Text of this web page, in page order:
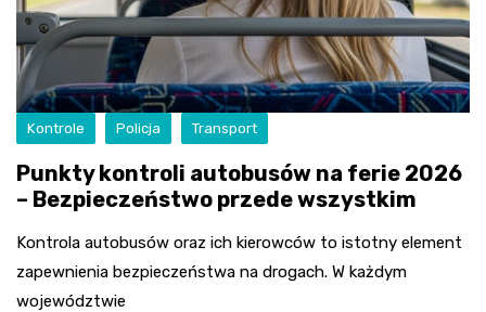
Kontrole Policja Transport
Punkty kontroli autobusów na ferie 2026
– Bezpieczeństwo przede wszystkim
Kontrola autobusów oraz ich kierowców to istotny element
zapewnienia bezpieczeństwa na drogach. W każdym
województwie